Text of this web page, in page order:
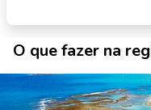
O que fazer na